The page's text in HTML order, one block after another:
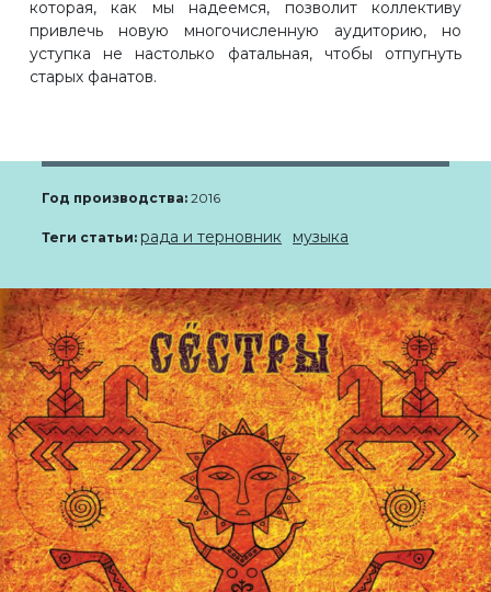
которая, как мы надеемся, позволит коллективу
привлечь новую многочисленную аудиторию, но
уступка не настолько фатальная, чтобы отпугнуть
старых фанатов.
Год производства: 2016
Теги статьи: рада и терновник музыка